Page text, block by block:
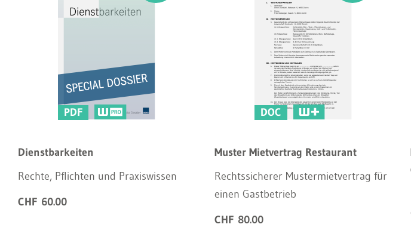
PDF
Dienstbarkeiten
Rechte, Pflichten und Praxiswissen
CHF 60.00
DOC
Muster Mietvertrag Restaurant
Rechtssicherer Mustermietvertrag für
einen Gastbetrieb
CHF 80.00